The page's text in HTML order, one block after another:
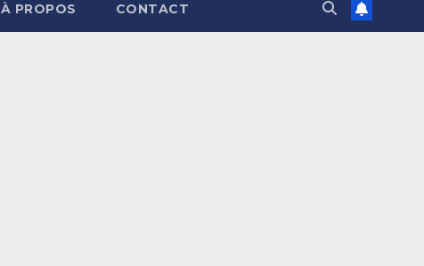
À PROPOS CONTACT